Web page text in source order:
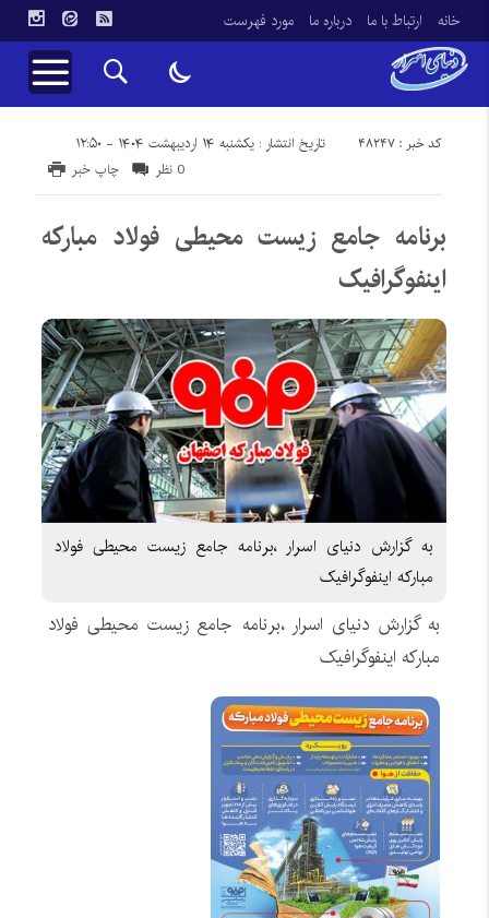
خانه ارتباط با ما درباره ما مورد فهرست
تاریخ انتشار : یکشنبه ۱۴ اردیبهشت ۱۴۰۴ - ۱۲:۵۰ کد خبر : 48247
چاپ خبر 0 نظر
برنامه جامع زیست محیطی فولاد مبارکه
اینفوگرافیک
به گزارش دنیای اسرار ،برنامه جامع زیست محیطی فولاد
مبارکه اینفوگرافیک
به گزارش دنیای اسرار ،برنامه جامع زیست محیطی فولاد
مبارکه اینفوگرافیک